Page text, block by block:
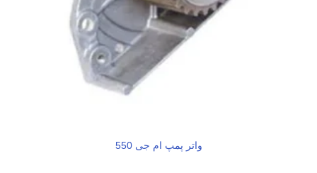
واتر پمپ ام جی 550